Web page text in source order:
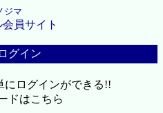
ジマ
員サイト
グイン
にログインができる!!
ドはこちら